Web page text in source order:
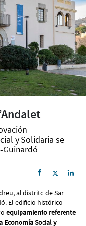
y Solidaria se
Guinardó
al distrito de San
El edificio histórico
equipamiento referente
Economía Social y